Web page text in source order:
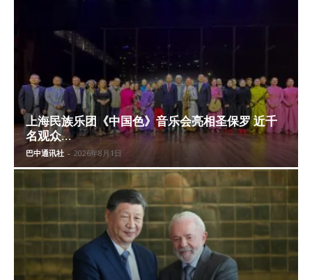
上海民族乐团《中国色》音乐会亮相圣保罗 近千
名观众...
巴中通讯社 - 2026年8月1日